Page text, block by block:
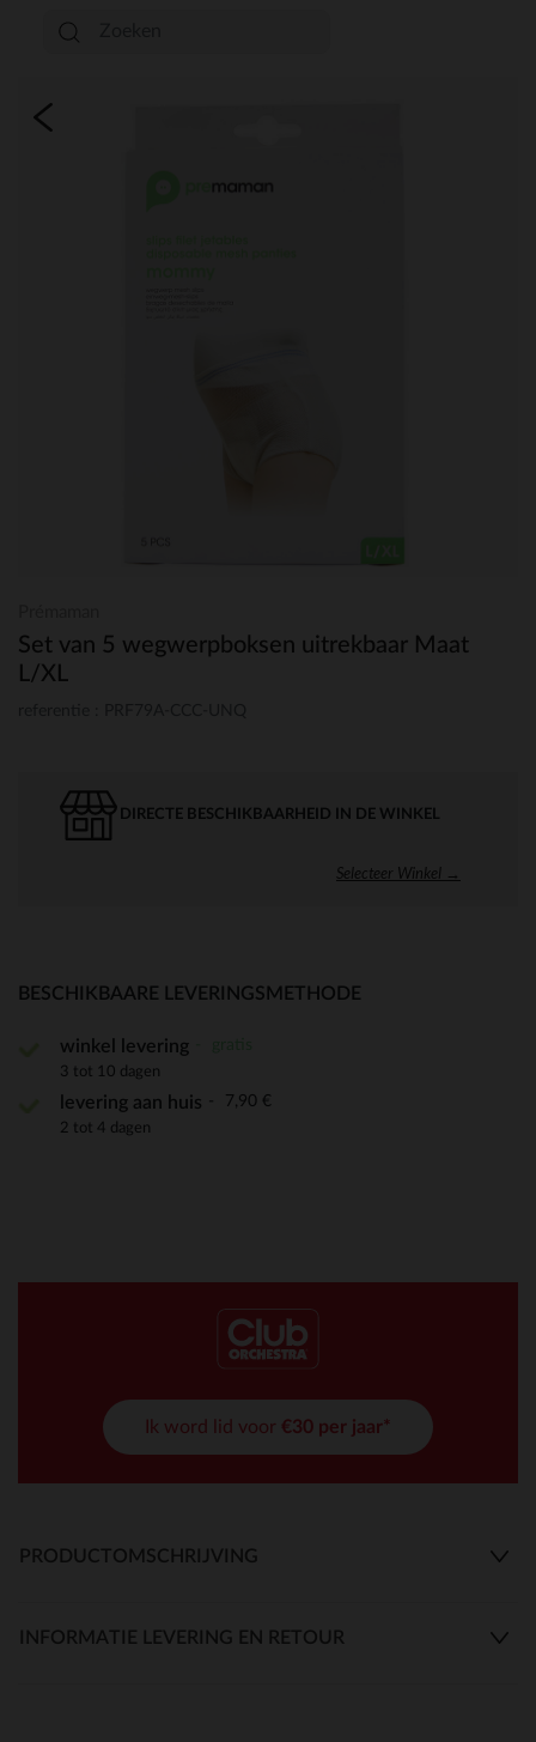
Set van 5 wegwerpboksen uitrekbaar Maat
L/XL
DIRECTE BESCHIKBAARHEID IN DE WINKEL
Selecteer Winkel →
BESCHIKBAARE LEVERINGSMETHODE
winkel levering
3 tot 10 dagen
levering aan huis 7,90 €
2 tot 4 dagen
Ik word lid voor €30 per jaar*
PRODUCTOMSCHRIJVING
INFORMATIE LEVERING EN RETOUR